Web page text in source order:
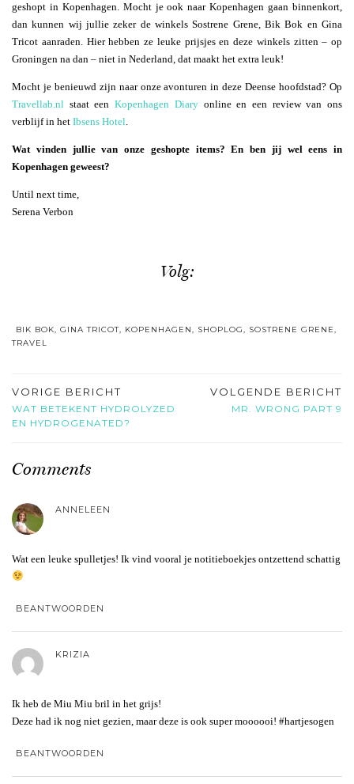
geshopt in Kopenhagen. Mocht je ook naar Kopenhagen gaan binnenkort,
dan kunnen wij jullie zeker de winkels Sostrene Grene, Bik Bok en Gina
Tricot aanraden. Hier hebben ze leuke prijsjes en deze winkels zitten – op
Groningen na dan – niet in Nederland, dat maakt het extra leuk!
Mocht je benieuwd zijn naar onze avonturen in deze Deense hoofdstad? Op
Travellab.nl staat eenKopenhagen Diaryonline en een review van ons
verblijf in het Ibsens Hotel.
Wat vinden jullie van onze geshopte items? En ben jij wel eens in
Kopenhagen geweest?
Until next time,
Serena Verbon
Volg:
BIK BOK, GINA TRICOT, KOPENHAGEN, SHOPLOG, SOSTRENE GRENE,
TRAVEL
VORIGE BERICHT
WAT BETEKENT HYDROLYZED
EN HYDROGENATED?
VOLGENDE BERICHT
MR. WRONG PART 9
Comments
ANNELEEN
Wat een leuke spulletjes! Ik vind vooral je notitieboekjes ontzettend schattig
BEANTWOORDEN
KRIZIA
Ik heb de Miu Miu bril in het grijs!
Deze had ik nog niet gezien, maar deze is ook super moooooi! #hartjesogen
BEANTWOORDEN